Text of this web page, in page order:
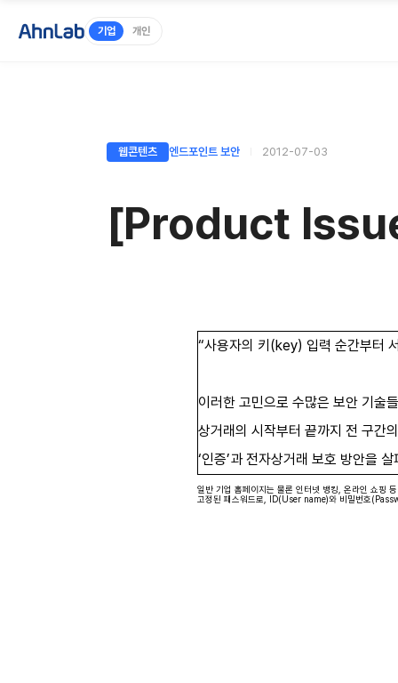
기업 개인
웹콘텐츠 엔드포인트 보안 2012-07-03
[Product
“사용자의 키(key) 입력 순간부터
이러한 고민으로 수많은 보안 기술
상거래의 시작부터 끝까지 전 구
‘인증’과 전자상거래 보호 방안을
일반 기업 홈페이지는 물론 인터넷 뱅킹, 온라인 쇼핑
고정된 패스워드로, ID(User name)와 비밀번호